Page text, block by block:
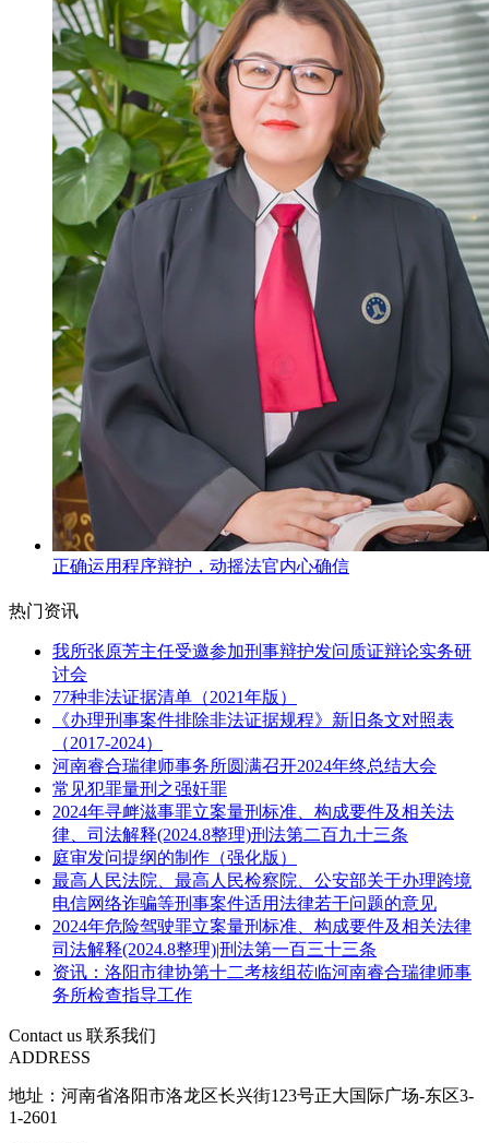
正确运用程序辩护，动摇法官内心确信
热门资讯
我所张原芳主任受邀参加刑事辩护发问质证辩论实务研
讨会
77种非法证据清单（2021年版）
《办理刑事案件排除非法证据规程》新旧条文对照表
（2017-2024）
河南睿合瑞律师事务所圆满召开2024年终总结大会
常见犯罪量刑之强奸罪
2024年寻衅滋事罪立案量刑标准、构成要件及相关法
律、司法解释(2024.8整理)刑法第二百九十三条
庭审发问提纲的制作（强化版）
最高人民法院、最高人民检察院、公安部关于办理跨境
电信网络诈骗等刑事案件适用法律若干问题的意见
2024年危险驾驶罪立案量刑标准、构成要件及相关法律
司法解释(2024.8整理)|刑法第一百三十三条
资讯：洛阳市律协第十二考核组莅临河南睿合瑞律师事
务所检查指导工作
Contact us 联系我们
ADDRESS
地址：河南省洛阳市洛龙区长兴街123号正大国际广场-东区3-
1-2601